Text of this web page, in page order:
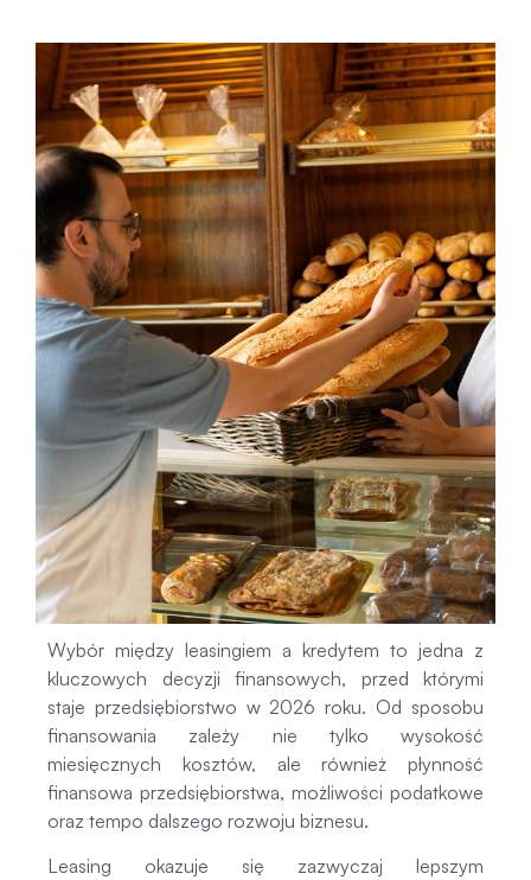
Wybór między leasingiem a kredytem to jedna z
kluczowych decyzji finansowych, przed którymi
staje przedsiębiorstwo w 2026 roku. Od sposobu
finansowania zależy nie tylko wysokość
miesięcznych kosztów, ale również płynność
finansowa przedsiębiorstwa, możliwości podatkowe
oraz tempo dalszego rozwoju biznesu.
Leasing okazuje się zazwyczaj lepszym